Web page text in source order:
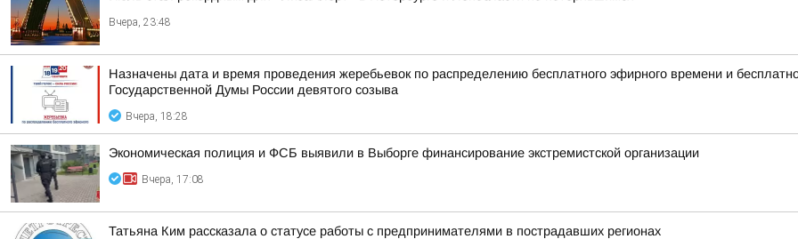
Вчера, 23:48
Назначены дата и время проведения жеребьевок по распределению бесплатного эфирного времени и
Государственной Думы России девятого созыва
Вчера, 18:28
Экономическая полиция и ФСБ выявили в Выборге финансирование экстремистской организации
Вчера, 17:08
Татьяна Ким рассказала о статусе работы с предпринимателями в пострадавших регионах